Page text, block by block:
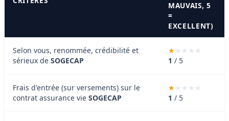
MAUVAIS, 5
=
EXCELLENT)
Selon vous, renommée, crédibilité et
sérieux de SOGECAP 1 / 5
Frais d'entrée (sur versements) sur le
contrat assurance vie SOGECAP 1 / 5